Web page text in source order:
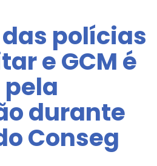
como vereadora
Arujá
entrega 1 tonelada
do município
da Jornada de
Animal no Parque
polícias
e GCM é
durante
Conseg